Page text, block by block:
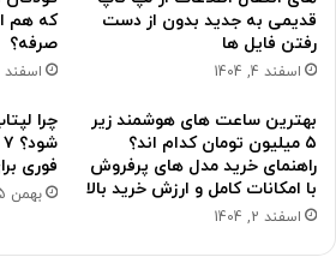
قدیمی به جدید بدون از دست
رفتن فایل ها
اسفند 4, 1404
که هم
صرفه؟
اسفند 3, 1404
بهترین ساعت های هوشمند زیر
۵ میلیون تومان کدام اند؟
راهنمای خرید مدل های پرفروش
با امکانات کامل و ارزش خرید بالا
اسفند 2, 1404
چرا
فوری
بهمن 25, 1404